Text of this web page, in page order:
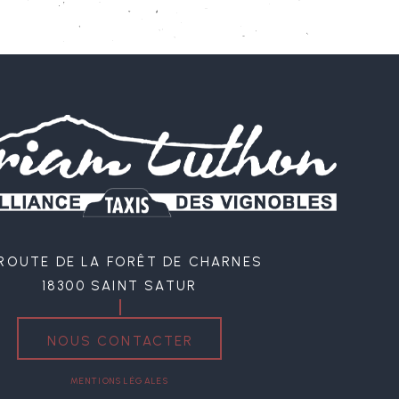
de la forêt de Charnes
18300 Saint Satur
Nous contacter
Mentions légales